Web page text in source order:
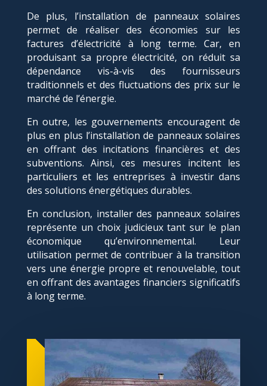
De plus, l’installation de panneaux solaires
permet de réaliser des économies sur les
factures d’électricité à long terme. Car, en
produisant sa propre électricité, on réduit sa
dépendance vis-à-vis des fournisseurs
traditionnels et des fluctuations des prix sur le
marché de l’énergie.
En outre, les gouvernements encouragent de
plus en plus l’installation de panneaux solaires
en offrant des incitations financières et des
subventions. Ainsi, ces mesures incitent les
particuliers et les entreprises à investir dans
des solutions énergétiques durables.
En conclusion, installer des panneaux solaires
représente un choix judicieux tant sur le plan
économique qu’environnemental. Leur
utilisation permet de contribuer à la transition
vers une énergie propre et renouvelable, tout
en offrant des avantages financiers significatifs
à long terme.